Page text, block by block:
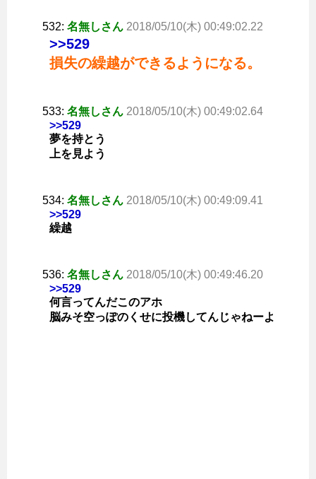
532: 名無しさん 2018/05/10(木) 00:49:02.22
>>529
損失の繰越ができるようになる。
533: 名無しさん 2018/05/10(木) 00:49:02.64
>>529
夢を持とう
上を見よう
534: 名無しさん 2018/05/10(木) 00:49:09.41
>>529
繰越
536: 名無しさん 2018/05/10(木) 00:49:46.20
>>529
何言ってんだこのアホ
脳みそ空っぽのくせに投機してんじゃねーよ